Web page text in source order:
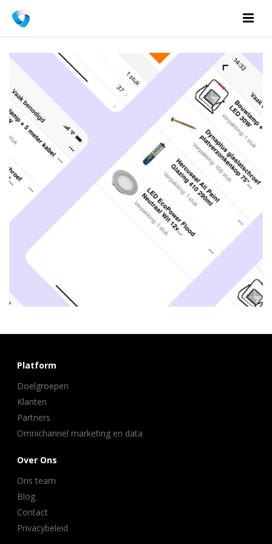
Platform
Doelgroepen
Klanten
Partners
Omnichannel marketing en data
Over Ons
Ons team
Blog
Contact
Privacybeleid